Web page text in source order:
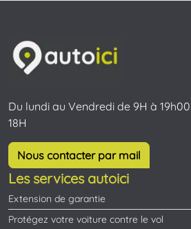
Du lundi au Vendredi de 9H à
18H
Nous contacter par mail
Les services autoici
Extension de garantie
Protégez votre voiture contre le vol